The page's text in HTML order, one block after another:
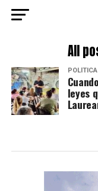
All
POLÍTICA
leyes